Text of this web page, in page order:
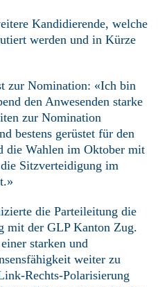
Kandidierende, welche
werden und in Kürze
zur Nomination: «Ich bin
den Anwesenden starke
zur Nomination
bestens gerüstet für den
die Wahlen im Oktober mit
Sitzverteidigung im
die Parteileitung die
mit der GLP Kanton Zug.
starken und
weiter zu
Rechts-Polarisierung